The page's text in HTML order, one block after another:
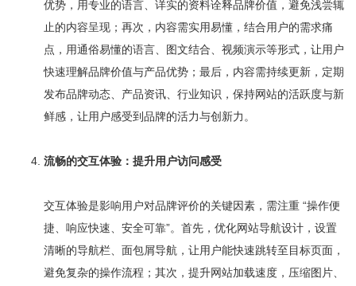
优势，用专业的语言、详实的资料诠释品牌价值，避免浅尝辄
止的内容呈现；再次，内容需实用易懂，结合用户的需求痛
点，用通俗易懂的语言、图文结合、视频演示等形式，让用户
快速理解品牌价值与产品优势；最后，内容需持续更新，定期
发布品牌动态、产品资讯、行业知识，保持网站的活跃度与新
鲜感，让用户感受到品牌的活力与创新力。
流畅的交互体验：提升用户访问感受
交互体验是影响用户对品牌评价的关键因素，需注重 “操作便
捷、响应快速、安全可靠”。首先，优化网站导航设计，设置
清晰的导航栏、面包屑导航，让用户能快速跳转至目标页面，
避免复杂的操作流程；其次，提升网站加载速度，压缩图片、